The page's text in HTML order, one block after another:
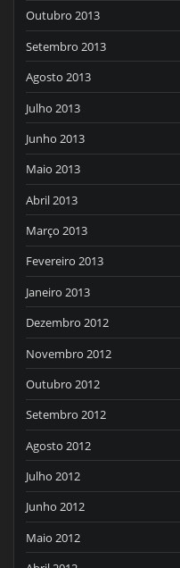
Outubro 2013
Setembro 2013
Agosto 2013
Julho 2013
Junho 2013
Maio 2013
Abril 2013
Março 2013
Fevereiro 2013
Janeiro 2013
Dezembro 2012
Novembro 2012
Outubro 2012
Setembro 2012
Agosto 2012
Julho 2012
Junho 2012
Maio 2012